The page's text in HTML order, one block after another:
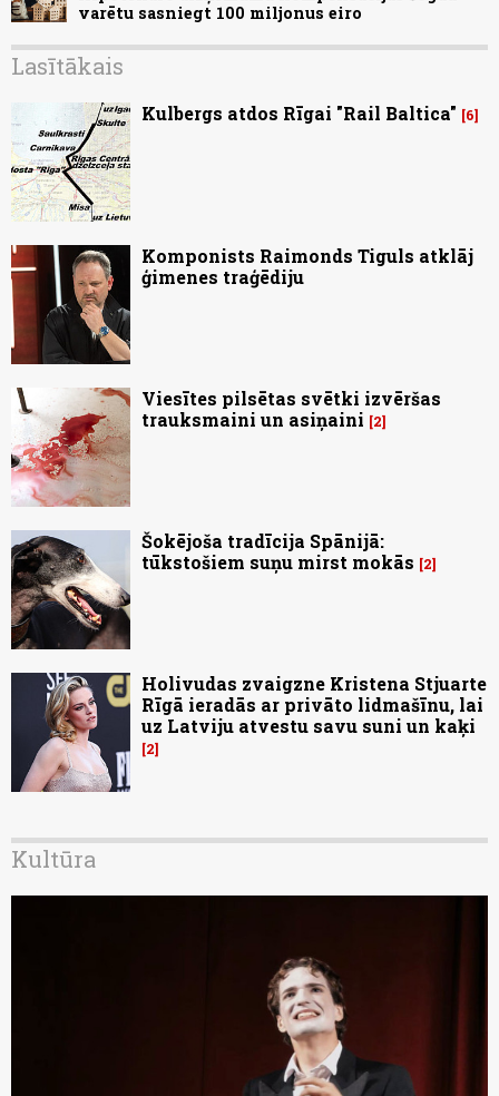
varētu sasniegt 100 miljonus eiro
Lasītākais
Kulbergs atdos Rīgai "Rail Baltica" 6
Komponists Raimonds Tiguls atklāj
ģimenes traģēdiju
Viesītes pilsētas svētki izvēršas
trauksmaini un asiņaini
2
Šokējoša tradīcija Spānijā:
tūkstošiem suņu mirst mokās
2
Holivudas zvaigzne Kristena Stjuarte
Rīgā ieradās ar privāto lidmašīnu, lai
uz Latviju atvestu savu suni un kaķi
2
Kultūra